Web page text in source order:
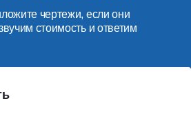
чертежи, если они
стоимость и ответим